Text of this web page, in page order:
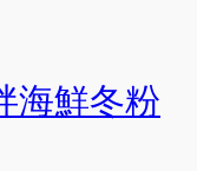
海鮮冬粉